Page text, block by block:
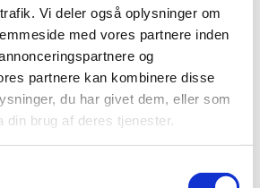
Vi deler også oplysninger om
med vores partnere inden
og
partnere kan kombinere disse
du har givet dem, eller som
din brug af deres tjenester.
har lavet en ny lille videografik om
samarbejdet med Mexico
direktør Thomas Senderovitz har